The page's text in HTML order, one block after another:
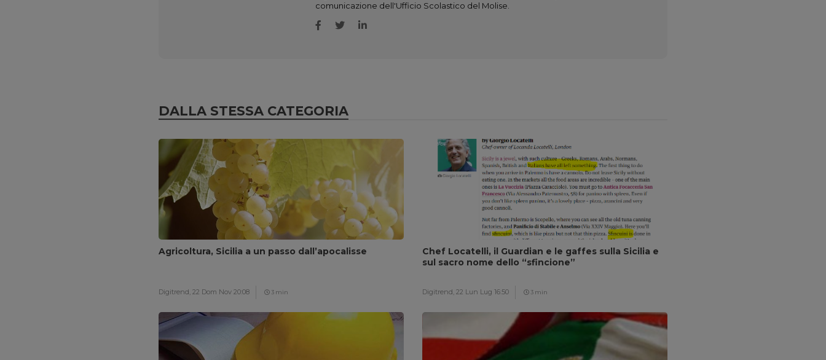
comunicazione dell'Ufficio Scolastico del Molise.
DALLA STESSA CATEGORIA
Agricoltura, Sicilia a un passo dall’apocalisse
Digitrend, 22 Dom Nov 20:08 3 min
Chef Locatelli, il Guardian e le gaffes sulla Sicilia e
sul sacro nome dello “sfincione”
Digitrend, 22 Lun Lug 16:50 3 min